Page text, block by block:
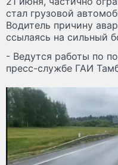
стал грузовой
Водитель причину
ссылаясь на сильный
- Ведутся работы по
пресс-службе ГАИ